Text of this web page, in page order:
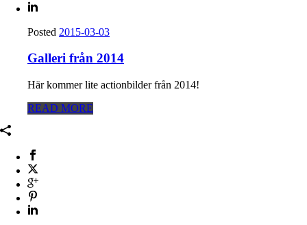
Posted 2015-03-03
Galleri från 2014
Här kommer lite actionbilder från 2014!
READ MORE